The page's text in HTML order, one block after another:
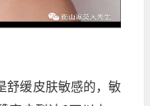
舒缓皮肤敏感的，敏